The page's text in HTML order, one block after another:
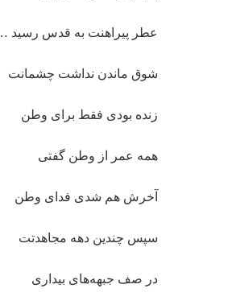
عطر پیراهنت به قدس رسید
شوق ماندن نداشت چشمانت
زنده بودی فقط برای وطن
همه عمر از وطن گفتی
آخرش هم شدی فدای وطن
سپس چندین دهه مجاهدتت
در صف جبهه‌های بیداری